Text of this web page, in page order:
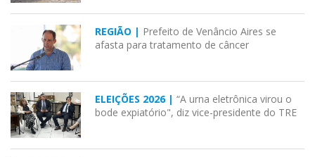
REGIÃO | Prefeito de Venâncio Aires se
afasta para tratamento de câncer
ELEIÇÕES 2026 | “A urna eletrônica virou o
bode expiatório", diz vice-presidente do TRE